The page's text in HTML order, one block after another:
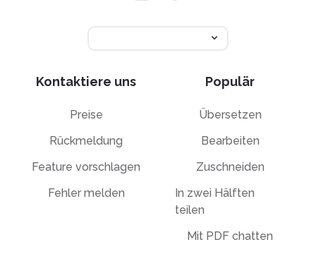
Kontaktiere uns
Preise
Rückmeldung
Feature vorschlagen
Fehler melden
Populär
Übersetzen
Bearbeiten
Zuschneiden
In zwei Hälften
teilen
Mit PDF chatten